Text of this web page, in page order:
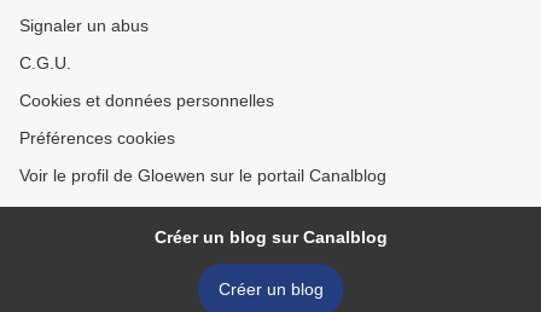
Signaler un abus
C.G.U.
Cookies et données personnelles
Préférences cookies
Voir le profil de Gloewen sur le portail Canalblog
Créer un blog sur Canalblog
Créer un blog